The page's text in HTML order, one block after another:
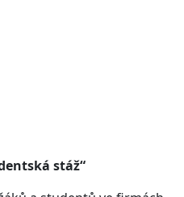
stáž“